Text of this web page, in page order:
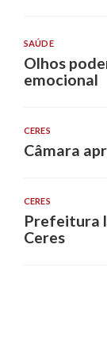
SAÚDE
Olhos
emocional
CERES
Câmara
CERES
Prefeitura
Ceres